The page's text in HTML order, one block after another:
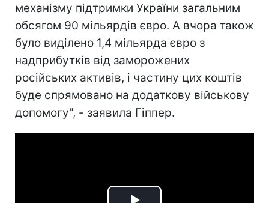
механізму підтримки України загальним
обсягом 90 мільярдів євро. А вчора також
було виділено 1,4 мільярда євро з
надприбутків від заморожених
російських активів, і частину цих коштів
буде спрямовано на додаткову військову
допомогу", - заявила Гіппер.